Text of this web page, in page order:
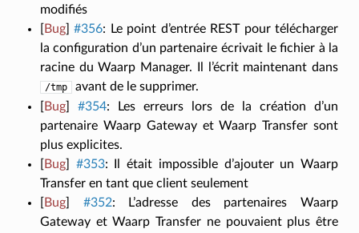
modifiés
Bug] #356: Le point d’entrée REST pour télécharger
la configuration d’un partenaire écrivait le fichier à la
racine du Waarp Manager. Il l’écrit maintenant dans
/tmp
avant de le supprimer.
Bug] #354: Les erreurs lors de la création d’un
partenaire Waarp Gateway et Waarp Transfer sont
plus explicites.
Bug] #353: Il était impossible d’ajouter un Waarp
Transfer en tant que client seulement
Bug] #352: L’adresse des partenaires Waarp
Gateway et Waarp Transfer ne pouvaient plus être